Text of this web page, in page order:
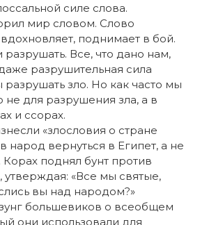
силе слова.
мир словом. Слово
поднимает в бой.
Все, что дано нам,
разрушительная сила
разрушать зло. Но как часто мы
не для разрушения зла, а в
и ссорах.
«злословия о стране
народ вернуться в Египет, а не
поднял бунт против
«Все мы святые,
вы над народом?»
большевиков о всеобщем
они использовали для